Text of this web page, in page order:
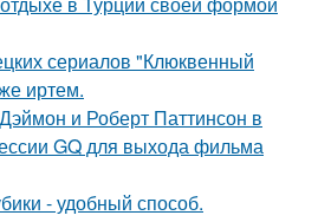
сериалов "Клюквенный
иртем.
и Роберт Паттинсон в
GQ для выхода фильма
- удобный способ.